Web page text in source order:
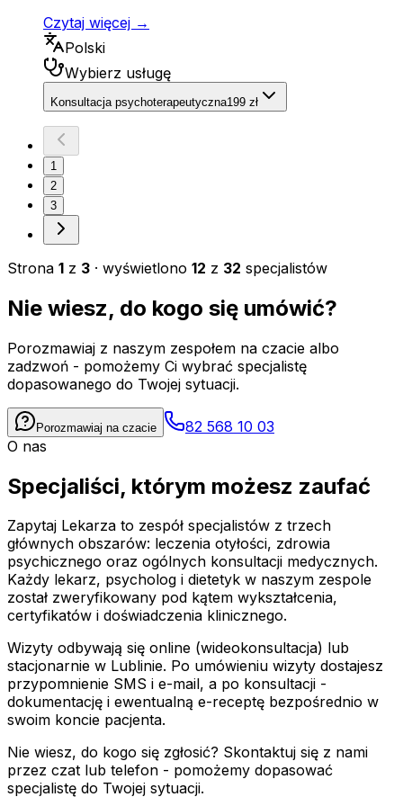
Czytaj więcej →
Polski
Wybierz usługę
Konsultacja psychoterapeutyczna199 zł
1
2
3
Strona 1 z 3 · wyświetlono 12 z 32 specjalistów
Nie wiesz, do kogo się umówić?
Porozmawiaj z naszym zespołem na czacie albo
zadzwoń - pomożemy Ci wybrać specjalistę
dopasowanego do Twojej sytuacji.
Porozmawiaj na czacie
82 568 10 03
O nas
Specjaliści, którym możesz zaufać
Zapytaj Lekarza to zespół specjalistów z trzech
głównych obszarów: leczenia otyłości, zdrowia
psychicznego oraz ogólnych konsultacji medycznych.
Każdy lekarz, psycholog i dietetyk w naszym zespole
został zweryfikowany pod kątem wykształcenia,
certyfikatów i doświadczenia klinicznego.
Wizyty odbywają się online (wideokonsultacja) lub
stacjonarnie w Lublinie. Po umówieniu wizyty dostajesz
przypomnienie SMS i e-mail, a po konsultacji -
dokumentację i ewentualną e-receptę bezpośrednio w
swoim koncie pacjenta.
Nie wiesz, do kogo się zgłosić? Skontaktuj się z nami
przez czat lub telefon - pomożemy dopasować
specjalistę do Twojej sytuacji.